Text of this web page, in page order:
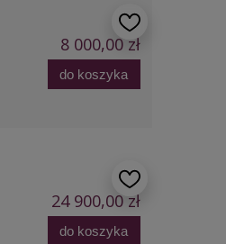
8 000,00 zł
do koszyka
24 900,00 zł
do koszyka